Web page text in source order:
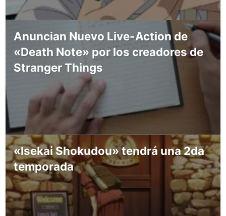
Anuncian Nuevo Live-Action de
«Death Note» por los creadores de
Stranger Things
«Isekai Shokudou» tendrá una 2da
temporada